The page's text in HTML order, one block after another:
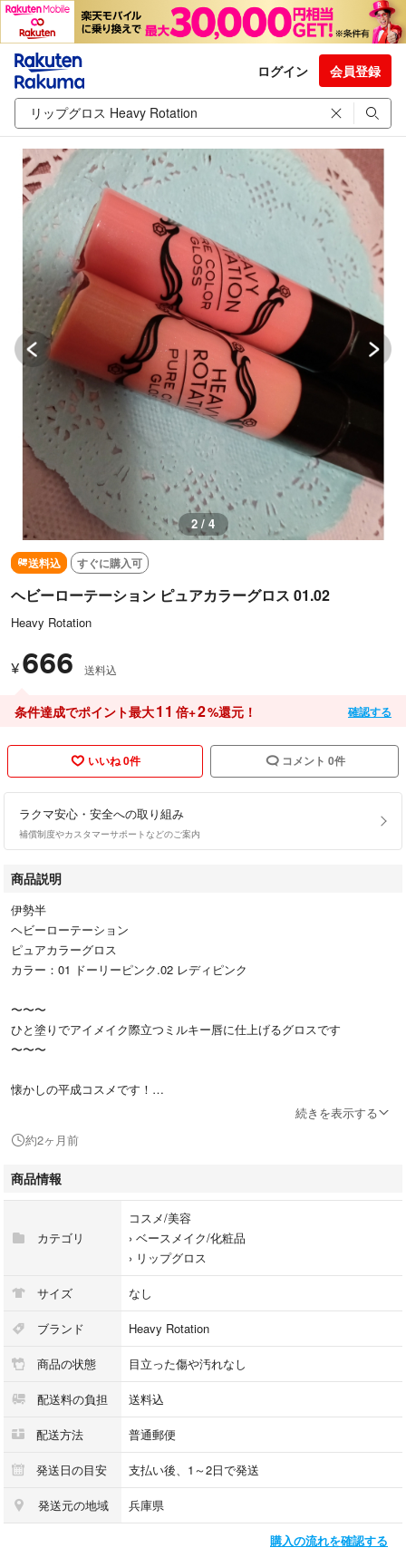
ログイン 会員登録
2 / 4
送料込 すぐに購入可
ヘビーローテーション ピュアカラーグロス 01.02
Heavy Rotation
¥ 666 送料込
条件達成でポイント最大11 倍+2%還元！ 確認する
いいね 0件 コメント 0件
ラクマ安心・安全への取り組み
補償制度やカスタマーサポートなどのご案内
商品説明
伊勢半
ヘビーローテーション
ピュアカラーグロス
カラー：01 ドーリーピンク.02 レディピンク
〜〜〜
ひと塗りでアイメイク際立つミルキー唇に仕上げるグロスです
〜〜〜
懐かしの平成コスメです！
時期は不明です。
いずれも試し塗り程度の使用となります。
外袋はございません。
緩衝材にて丁寧にお包みしお届け致します。
続きを表示する
約2ヶ月前
商品情報
カテゴリ
コスメ/美容
› ベースメイク/化粧品
› リップグロス
サイズ なし
ブランド Heavy Rotation
商品の状態 目立った傷や汚れなし
配送料の負担 送料込
配送方法 普通郵便
発送日の目安 支払い後、1～2日で発送
発送元の地域 兵庫県
購入の流れを確認する